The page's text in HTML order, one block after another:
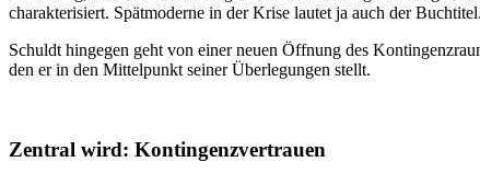
charakterisiert. Spätmoderne in der Krise lautet ja auch der Buchtitel.
Schuldt hingegen geht von einer neuen Öffnung des
den er in den Mittelpunkt seiner Überlegungen stellt.
Zentral wird: Kontingenzvertrauen